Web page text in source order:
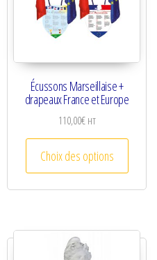
à 90,00€
a plusieurs variations. Les
Écussons Marseillaise +
drapeaux France et Europe
110,00€ HT
Choix des options
Ce